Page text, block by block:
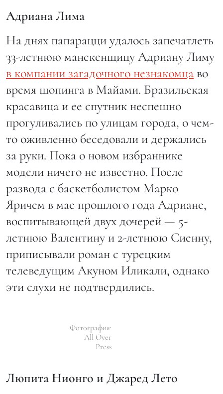
Адриана Лима
На днях папарацци удалось запечатлеть
33-летнюю манекенщицу Адриану Лиму
в компании загадочного незнакомца во
время шопинга в Майами. Бразильская
красавица и ее спутник неспешно
прогуливались по улицам города, о чем-
то оживленно беседовали и держались
за руки. Пока о новом избраннике
модели ничего не известно. После
развода с баскетболистом Марко
Яричем в мае прошлого года Адриане,
воспитывающей двух дочерей — 5-
летнюю Валентину и 2-летнюю Сиенну,
приписывали роман с турецким
телеведущим Акуном Иликали, однако
эти слухи не подтвердились.
Фотография:
All Over
Press
Люпита Нионго и Джаред Лето